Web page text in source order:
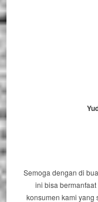
Semoga dengan di
ini bisa
konsumen kami yang